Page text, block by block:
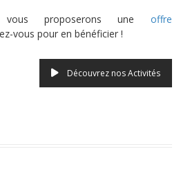
proposerons une offre
vous pour en bénéficier !
Découvrez nos Activités